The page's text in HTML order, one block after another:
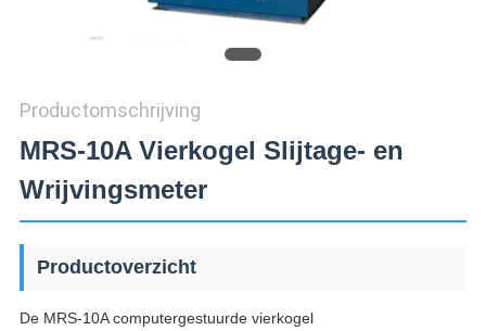
Productomschrijving
MRS-10A Vierkogel Slijtage- en
Wrijvingsmeter
Productoverzicht
De MRS-10A computergestuurde vierkogel